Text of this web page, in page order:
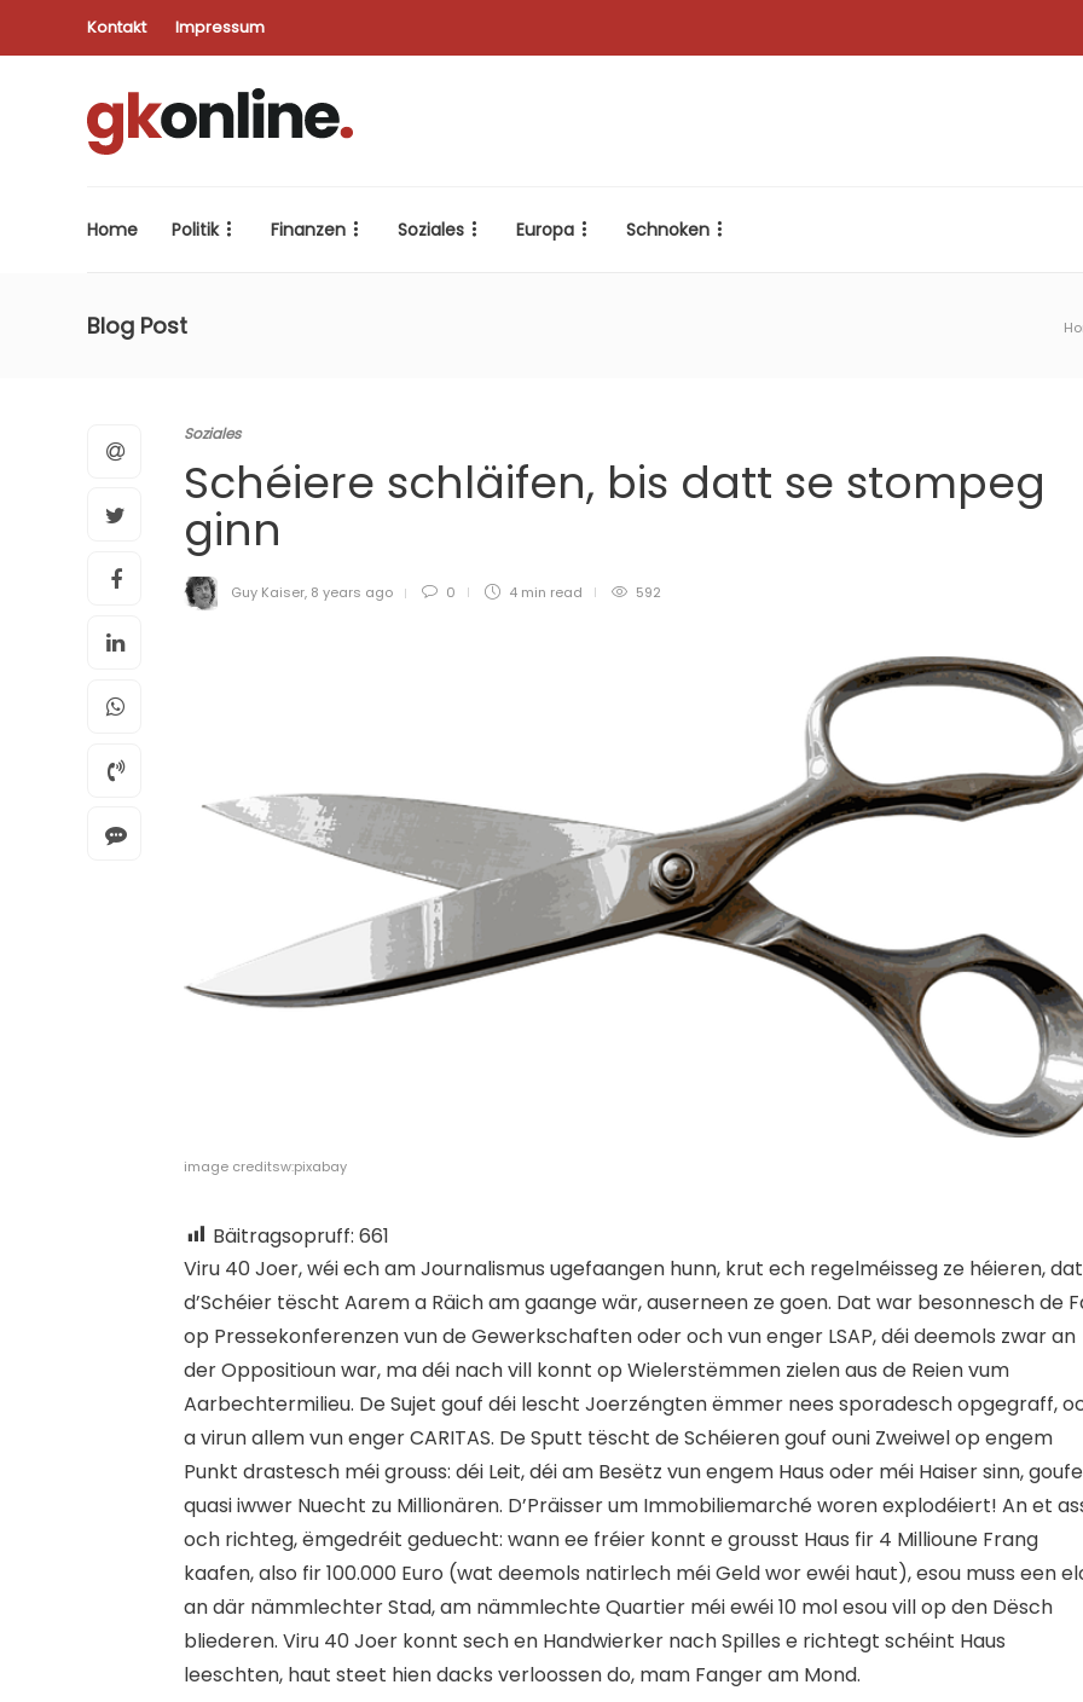
Kontakt Impressum
Home Politik Finanzen Soziales Europa Schnoken
Blog Post
Soziales
Schéiere schläifen, bis datt se stompeg
ginn
Guy Kaiser, 8 years ago 0 4 min read 592
image creditsw:pixabay
Bäitragsopruff: 661
Viru 40 Joer, wéi ech am Journalismus ugefaangen hunn, krut ech regelméisseg ze héieren,
d’Schéier tëscht Aarem a Räich am gaange wär, auserneen ze goen. Dat war besonnesch de
op Pressekonferenzen vun de Gewerkschaften oder och vun enger LSAP, déi deemols zwar an
der Oppositioun war, ma déi nach vill konnt op Wielerstëmmen zielen aus de Reien vum
Aarbechtermilieu. De Sujet gouf déi lescht Joerzéngten ëmmer nees sporadesch opgegraff,
a virun allem vun enger CARITAS. De Sputt tëscht de Schéieren gouf ouni Zweiwel op engem
Punkt drastesch méi grouss: déi Leit, déi am Besëtz vun engem Haus oder méi Haiser sinn, goufe
quasi iwwer Nuecht zu Millionären. D’Präisser um Immobiliemarché woren explodéiert! An et
och richteg, ëmgedréit geduecht: wann ee fréier konnt e grousst Haus fir 4 Millioune Frang
kaafen, also fir 100.000 Euro (wat deemols natirlech méi Geld wor ewéi haut), esou muss een
an där nämmlechter Stad, am nämmlechte Quartier méi ewéi 10 mol esou vill op den Dësch
bliederen. Viru 40 Joer konnt sech en Handwierker nach Spilles e richtegt schéint Haus
leeschten, haut steet hien dacks verloossen do, mam Fanger am Mond.